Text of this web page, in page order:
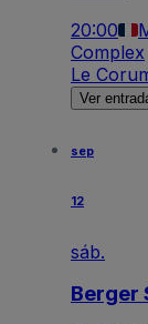
20:00
Complex
Le
Ver
sep
12
sáb.
Berger